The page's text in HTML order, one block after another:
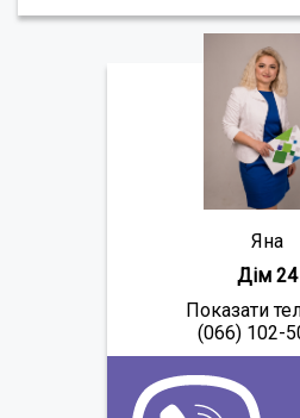
Яна
Дім 24
Показати
(066) 102-